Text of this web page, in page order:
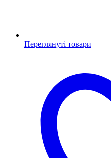
Переглянуті товари